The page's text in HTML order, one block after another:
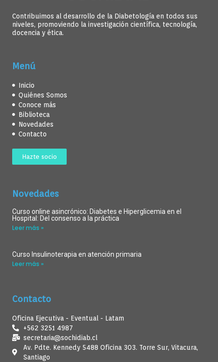
Contribuimos al desarrollo de la Diabetología en todos sus
niveles, promoviendo la investigación científica, tecnología,
docencia y ética.
Menú
Inicio
Quiénes Somos
Conoce más
Biblioteca
Novedades
Contacto
Hazte socio
Novedades
Curso online asincrónico: Diabetes e Hiperglicemia en el
Hospital: Del consenso a la práctica
Leer más »
Curso Insulinoterapia en atención primaria
Leer más »
Contacto
Oficina Ejecutiva - Eventual - Latam
+562 3251 4987
secretaria@sochidiab.cl
Av. Pdte. Kennedy 5488 Oficina 303. Torre Sur, Vitacura,
Santiago